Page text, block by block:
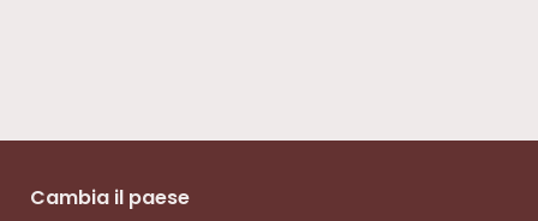
Cambia il paese